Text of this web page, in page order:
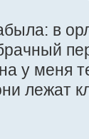
в
у меня
лежат